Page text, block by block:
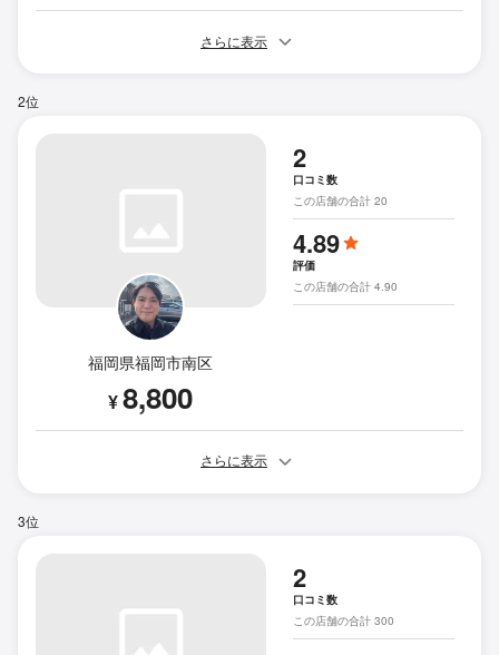
さらに表示
2位
福岡県福岡市南区
¥8,800
2
口コミ数
この店舗の合計 20
4.89
評価
この店舗の合計 4.90
さらに表示
3位
2
口コミ数
この店舗の合計 300